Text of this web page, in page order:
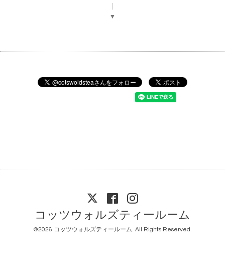
▼
コッツウォルズティールーム
©2026 コッツウォルズティールーム. All Rights Reserved.